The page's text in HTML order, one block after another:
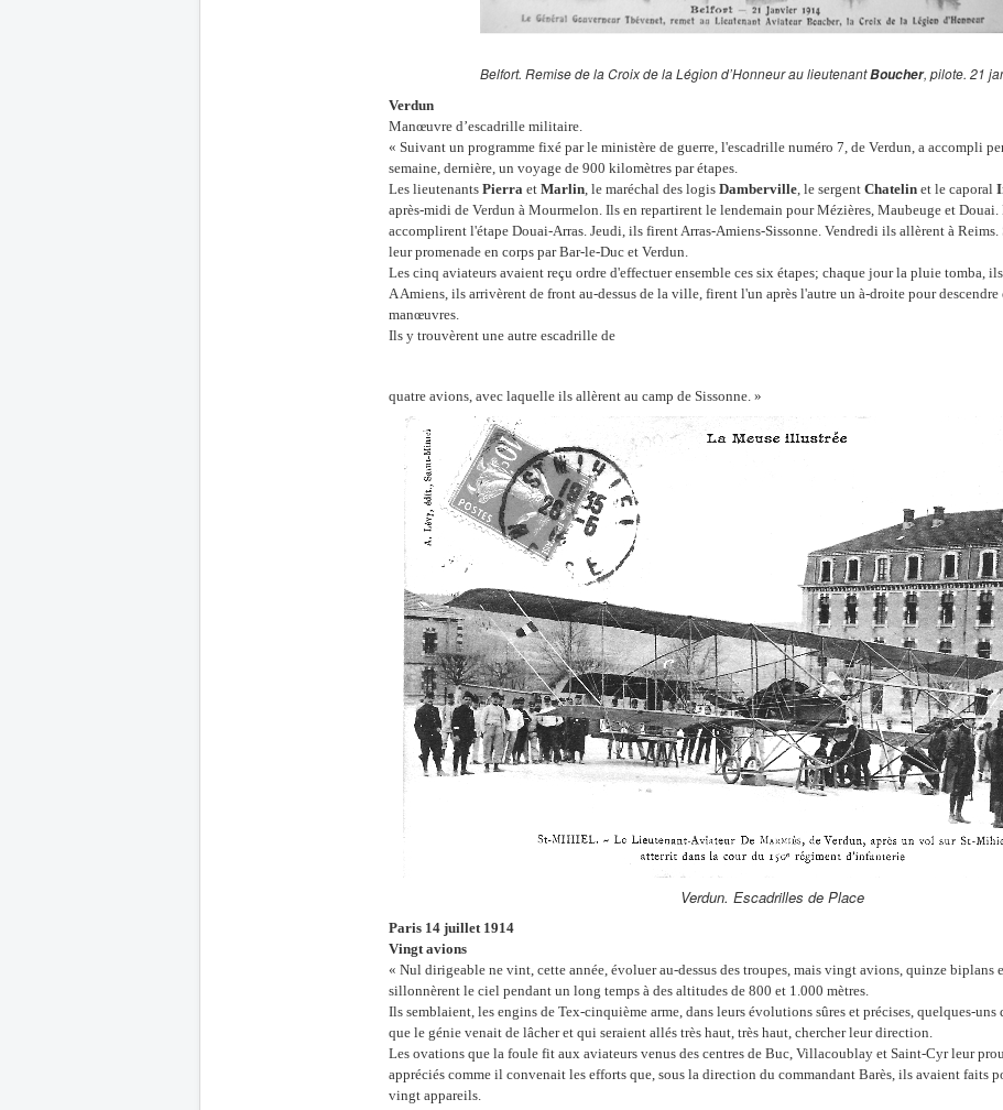
Belfort. Remise de la Croix de la Légion d’Honneur au lieutenantBoucher, pilote. 21
Verdun
Manœuvre d’escadrille militaire.
« Suivant un programme fixé par le ministère de guerre, l'escadrille numéro 7, de Verdun, a accompli
semaine, dernière, un voyage de 900 kilomètres par étapes.
Les lieutenants Pierra et Marlin, le maréchal des logis Damberville, le sergent Chatelin et le caporal
après-midi de Verdun à Mourmelon. Ils en repartirent le lendemain pour Mézières, Maubeuge et
accomplirent l'étape Douai-Arras. Jeudi, ils firent Arras-Amiens-Sissonne. Vendredi ils allèrent à
leur promenade en corps par Bar-le-Duc et Verdun.
Les cinq aviateurs avaient reçu ordre d'effectuer ensemble ces six étapes; chaque jour la pluie tomba,
A Amiens, ils arrivèrent de front au-dessus de la ville, firent l'un après l'autre un à-droite pour
manœuvres.
Ils y trouvèrent une autre escadrille de
quatre avions, avec laquelle ils allèrent au camp de Sissonne. »
Verdun. Escadrilles de Place
Paris 14 juillet 1914
Vingt avions
« Nul dirigeable ne vint, cette année, évoluer au-dessus des troupes, mais vingt avions, quinze biplans
sillonnèrent le ciel pendant un long temps à des altitudes de 800 et 1.000 mètres.
Ils semblaient, les engins de Tex-cinquième arme, dans leurs évolutions sûres et précises, quelques-
que le génie venait de lâcher et qui seraient allés très haut, très haut, chercher leur direction.
Les ovations que la foule fit aux aviateurs venus des centres de Buc, Villacoublay et Saint-Cyr leur
appréciés comme il convenait les efforts que, sous la direction du commandant Barès, ils avaient faits
vingt appareils.